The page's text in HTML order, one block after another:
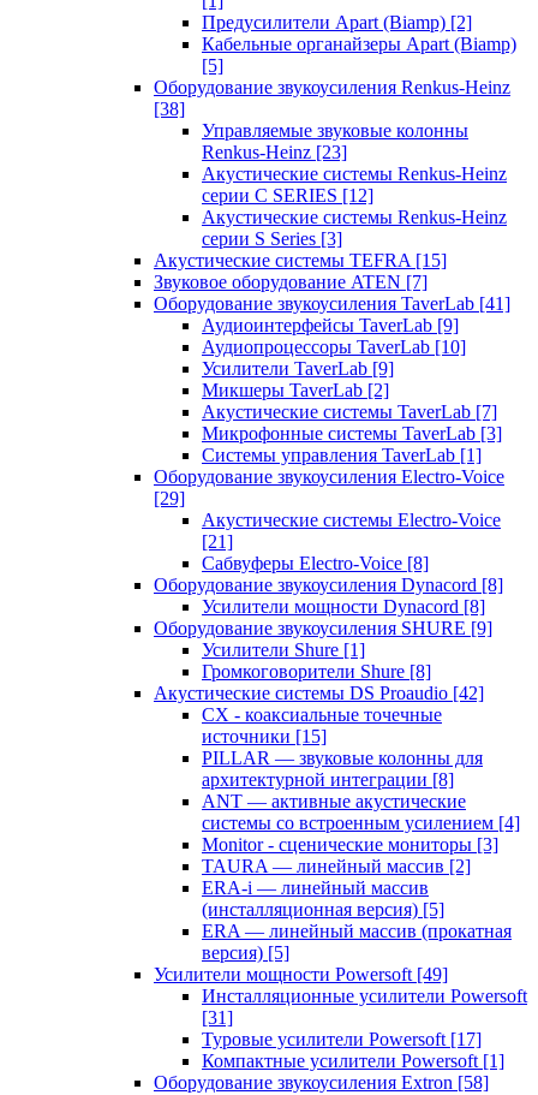
Предусилители Apart (Biamp) [2]
Кабельные органайзеры Apart (Biamp)
[5]
Оборудование звукоусиления Renkus-Heinz
[38]
Управляемые звуковые колонны
Renkus-Heinz [23]
Акустические системы Renkus-Heinz
серии C SERIES [12]
Акустические системы Renkus-Heinz
серии S Series [3]
Акустические системы TEFRA [15]
Звуковое оборудование ATEN [7]
Оборудование звукоусиления TaverLab [41]
Аудиоинтерфейсы TaverLab [9]
Аудиопроцессоры TaverLab [10]
Усилители TaverLab [9]
Микшеры TaverLab [2]
Акустические системы TaverLab [7]
Микрофонные системы TaverLab [3]
Системы управления TaverLab [1]
Оборудование звукоусиления Electro-Voice
[29]
Акустические системы Electro-Voice
[21]
Сабвуферы Electro-Voice [8]
Оборудование звукоусиления Dynacord [8]
Усилители мощности Dynacord [8]
Оборудование звукоусиления SHURE [9]
Усилители Shure [1]
Громкоговорители Shure [8]
Акустические системы DS Proaudio [42]
CX - коаксиальные точечные
источники [15]
PILLAR — звуковые колонны для
архитектурной интеграции [8]
ANT — активные акустические
системы со встроенным усилением [4]
Monitor - сценические мониторы [3]
TAURA — линейный массив [2]
ERA-i — линейный массив
(инсталляционная версия) [5]
ERA — линейный массив (прокатная
версия) [5]
Усилители мощности Powersoft [49]
Инсталляционные усилители Powersoft
[31]
Туровые усилители Powersoft [17]
Компактные усилители Powersoft [1]
Оборудование звукоусиления Extron [58]